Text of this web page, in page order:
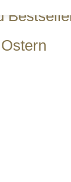
Ostern